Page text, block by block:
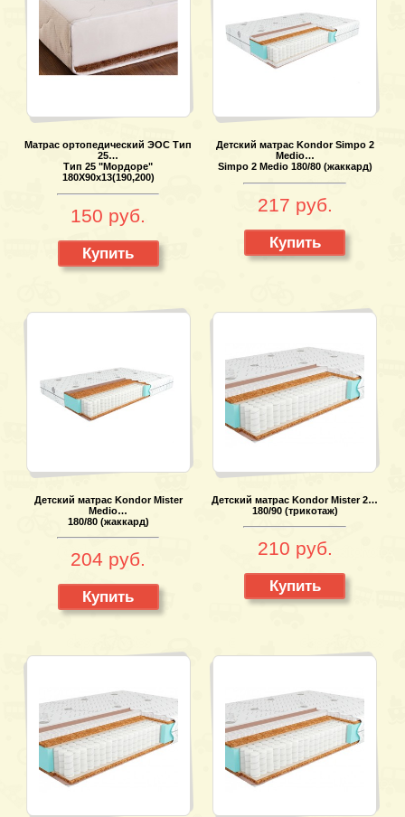
Матрас ортопедический ЭОС Тип
25…
Тип 25 "Мордоре"
180Х90х13(190,200)
150 руб.
Купить
Детский матрас Kondor Simpo 2
Medio…
Simpo 2 Medio 180/80 (жаккард)
217 руб.
Купить
Детский матрас Kondor Mister
Medio…
180/80 (жаккард)
204 руб.
Купить
Детский матрас Kondor Mister 2…
180/90 (трикотаж)
210 руб.
Купить